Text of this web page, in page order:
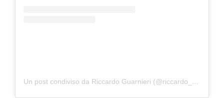
Un post condiviso da Riccardo Guarnieri (@riccardo_guarnieri)